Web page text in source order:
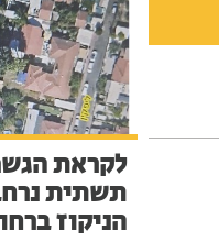
לקראת
תשתית
הניקוז